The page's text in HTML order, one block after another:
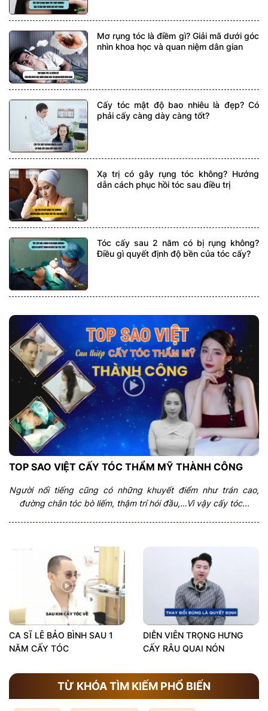
Mơ rụng tóc là điềm gì? Giải mã dưới góc
nhìn khoa học và quan niệm dân gian
Cấy tóc mật độ bao nhiêu là đẹp? Có
phải cấy càng dày càng tốt?
Xạ trị có gây rụng tóc không? Hướng
dẫn cách phục hồi tóc sau điều trị
Tóc cấy sau 2 năm có bị rụng không?
Điều gì quyết định độ bền của tóc cấy?
TOP SAO VIỆT CẤY TÓC THẨM MỸ THÀNH CÔNG
Người nổi tiếng cũng có những khuyết điểm như trán cao,
đường chân tóc bò liếm, thậm trí hói đầu,…Vì vậy cấy tóc...
CA SĨ LÊ BẢO BÌNH SAU 1
NĂM CẤY TÓC
DIỄN VIÊN TRỌNG HƯNG
CẤY RÂU QUAI NÓN
TỪ KHÓA TÌM KIẾM PHỔ BIẾN